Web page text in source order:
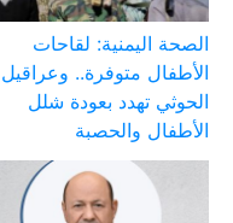
الصحة اليمنية: لقاحات
الأطفال متوفرة.. وعراقيل
الحوثي تهدد بعودة شلل
الأطفال والحصبة